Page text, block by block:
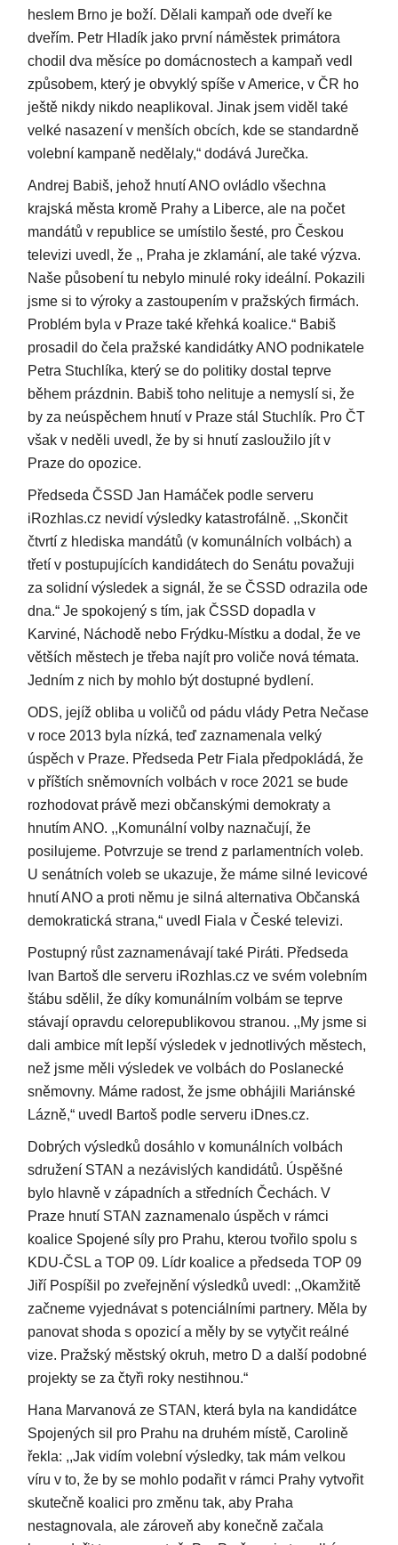
heslem Brno je boží. Dělali kampaň ode dveří ke
dveřím. Petr Hladík jako první náměstek primátora
chodil dva měsíce po domácnostech a kampaň vedl
způsobem, který je obvyklý spíše v Americe, v ČR ho
ještě nikdy nikdo neaplikoval. Jinak jsem viděl také
velké nasazení v menších obcích, kde se standardně
volební kampaně nedělaly,“ dodává Jurečka.
Andrej Babiš, jehož hnutí ANO ovládlo všechna
krajská města kromě Prahy a Liberce, ale na počet
mandátů v republice se umístilo šesté, pro Českou
televizi uvedl, že ,, Praha je zklamání, ale také výzva.
Naše působení tu nebylo minulé roky ideální. Pokazili
jsme si to výroky a zastoupením v pražských firmách.
Problém byla v Praze také křehká koalice.“ Babiš
prosadil do čela pražské kandidátky ANO podnikatele
Petra Stuchlíka, který se do politiky dostal teprve
během prázdnin. Babiš toho nelituje a nemyslí si, že
by za neúspěchem hnutí v Praze stál Stuchlík. Pro ČT
však v neděli uvedl, že by si hnutí zasloužilo jít v
Praze do opozice.
Předseda ČSSD Jan Hamáček podle serveru
iRozhlas.cz nevidí výsledky katastrofálně. ,,Skončit
čtvrtí z hlediska mandátů (v komunálních volbách) a
třetí v postupujících kandidátech do Senátu považuji
za solidní výsledek a signál, že se ČSSD odrazila ode
dna.“ Je spokojený s tím, jak ČSSD dopadla v
Karviné, Náchodě nebo Frýdku-Místku a dodal, že ve
větších městech je třeba najít pro voliče nová témata.
Jedním z nich by mohlo být dostupné bydlení.
ODS, jejíž obliba u voličů od pádu vlády Petra Nečase
v roce 2013 byla nízká, teď zaznamenala velký
úspěch v Praze. Předseda Petr Fiala předpokládá, že
v příštích sněmovních volbách v roce 2021 se bude
rozhodovat právě mezi občanskými demokraty a
hnutím ANO. ,,Komunální volby naznačují, že
posilujeme. Potvrzuje se trend z parlamentních voleb.
U senátních voleb se ukazuje, že máme silné levicové
hnutí ANO a proti němu je silná alternativa Občanská
demokratická strana,“ uvedl Fiala v České televizi.
Postupný růst zaznamenávají také Piráti. Předseda
Ivan Bartoš dle serveru iRozhlas.cz ve svém volebním
štábu sdělil, že díky komunálním volbám se teprve
stávají opravdu celorepublikovou stranou. ,,My jsme si
dali ambice mít lepší výsledek v jednotlivých městech,
než jsme měli výsledek ve volbách do Poslanecké
sněmovny. Máme radost, že jsme obhájili Mariánské
Lázně,“ uvedl Bartoš podle serveru iDnes.cz.
Dobrých výsledků dosáhlo v komunálních volbách
sdružení STAN a nezávislých kandidátů. Úspěšné
bylo hlavně v západních a středních Čechách. V
Praze hnutí STAN zaznamenalo úspěch v rámci
koalice Spojené síly pro Prahu, kterou tvořilo spolu s
KDU-ČSL a TOP 09. Lídr koalice a předseda TOP 09
Jiří Pospíšil po zveřejnění výsledků uvedl: ,,Okamžitě
začneme vyjednávat s potenciálními partnery. Měla by
panovat shoda s opozicí a měly by se vytyčit reálné
vize. Pražský městský okruh, metro D a další podobné
projekty se za čtyři roky nestihnou.“
Hana Marvanová ze STAN, která byla na kandidátce
Spojených sil pro Prahu na druhém místě, Carolině
řekla: ,,Jak vidím volební výsledky, tak mám velkou
víru v to, že by se mohlo podařit v rámci Prahy vytvořit
skutečně koalici pro změnu tak, aby Praha
nestagnovala, ale zároveň aby konečně začala